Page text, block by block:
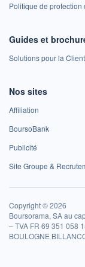
Politique de
Guides et
Solutions pour la
Nos sites
Affiliation
BoursoBank
Publicité
Site Groupe &
Copyright © 2026
Boursorama, SA au
– TVA FR 69 351 058
BOULOGNE